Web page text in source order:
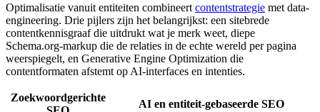
Optimalisatie vanuit entiteiten combineert contentstrategie met data-
engineering. Drie pijlers zijn het belangrijkst: een sitebrede
contentkennisgraaf die uitdrukt wat je merk weet, diepe
Schema.org-markup die de relaties in de echte wereld per pagina
weerspiegelt, en Generative Engine Optimization die
contentformaten afstemt op AI-interfaces en intenties.
Zoekwoordgerichte
AI en entiteit-gebaseerde SEO